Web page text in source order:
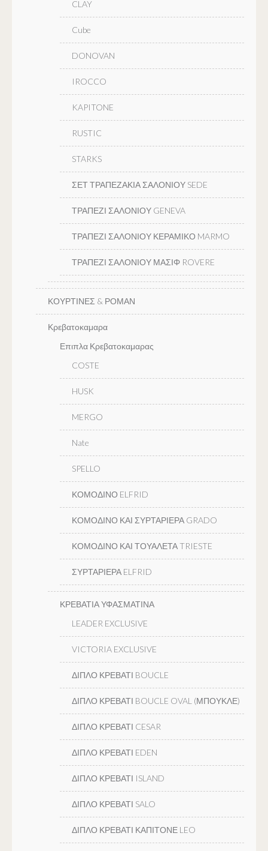
CLAY
Cube
DONOVAN
IROCCO
KAPITONE
RUSTIC
STARKS
ΣΕΤ ΤΡΑΠΕΖΑΚΙΑ ΣΑΛΟΝΙΟΥ SEDE
ΤΡΑΠΕΖΙ ΣΑΛΟΝΙΟΥ GENEVA
ΤΡΑΠΕΖΙ ΣΑΛΟΝΙΟΥ ΚΕΡΑΜΙΚΟ MARMO
ΤΡΑΠΕΖΙ ΣΑΛΟΝΙΟΥ ΜΑΣΙΦ ROVERE
ΚΟΥΡΤΙΝΕΣ & ΡΟΜΑΝ
Κρεβατοκαμαρα
Επιπλα Κρεβατοκαμαρας
COSTE
HUSK
MERGO
Nate
SPELLO
ΚΟΜΟΔΙΝΟ ELFRID
ΚΟΜΟΔΙΝΟ ΚΑΙ ΣΥΡΤΑΡΙΕΡΑ GRADO
ΚΟΜΟΔΙΝΟ ΚΑΙ ΤΟΥΑΛΕΤΑ TRIESTE
ΣΥΡΤΑΡΙΕΡΑ ELFRID
ΚΡΕΒΑΤΙΑ ΥΦΑΣΜΑΤΙΝΑ
LEADER EXCLUSIVE
VICTORIA EXCLUSIVE
ΔΙΠΛΟ ΚΡΕΒΑΤΙ BOUCLE
ΔΙΠΛΟ ΚΡΕΒΑΤΙ BOUCLE OVAL (ΜΠΟΥΚΛΕ)
ΔΙΠΛΟ ΚΡΕΒΑΤΙ CESAR
ΔΙΠΛΟ ΚΡΕΒΑΤΙ EDEN
ΔΙΠΛΟ ΚΡΕΒΑΤΙ ISLAND
ΔΙΠΛΟ ΚΡΕΒΑΤΙ SALO
ΔΙΠΛΟ ΚΡΕΒΑΤΙ ΚΑΠΙΤΟΝΕ LEO